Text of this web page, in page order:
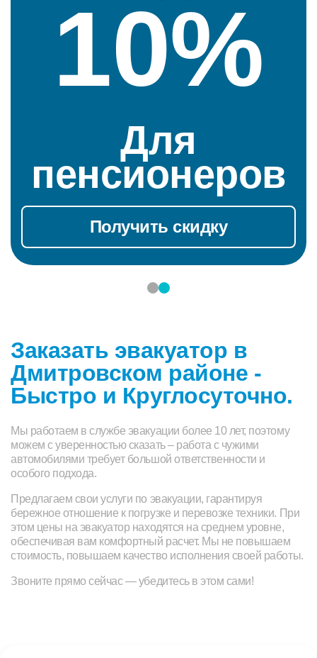
10%
На предварит
ельный заказ
Получить скидку
Заказать эвакуатор в
Дмитровском районе -
Быстро и Круглосуточно.
Мы работаем в службе эвакуации более 10 лет, поэтому
можем с уверенностью сказать – работа с чужими
автомобилями требует большой ответственности и
особого подхода.
Предлагаем свои услуги по эвакуации, гарантируя
бережное отношение к погрузке и перевозке техники. При
этом цены на эвакуатор находятся на среднем уровне,
обеспечивая вам комфортный расчет. Мы не повышаем
стоимость, повышаем качество исполнения своей работы.
Звоните прямо сейчас — убедитесь в этом сами!